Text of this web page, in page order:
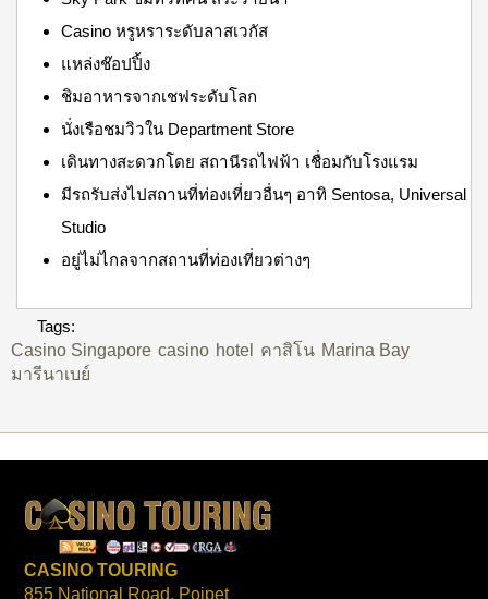
Casino หรูหราระดับลาสเวกัส
แหล่งช๊อปปิ้ง
ชิมอาหารจากเชฟระดับโลก
นั่งเรือชมวิวใน Department Store
เดินทางสะดวกโดย สถานีรถไฟฟ้า เชื่อมกับโรงแรม
มีรถรับส่งไปสถานที่ท่องเที่ยวอื่นๆ อาทิ Sentosa, Universal
Studio
อยู่ไม่ไกลจากสถานที่ท่องเที่ยวต่างๆ
Tags:
Casino Singapore casino hotel คาสิโน Marina Bay
มารีนาเบย์
CASINO TOURING
855 National Road, Poipet